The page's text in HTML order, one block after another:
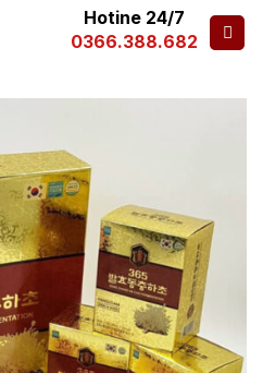
Hotine 24/7
0366.388.682